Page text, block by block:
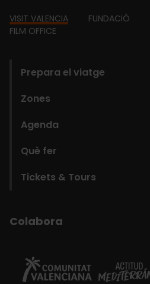
Footer
VISIT VALENCIA FUNDACIÓ
FILM OFFICE
Prepara el viatge
Zones
Agenda
Què fer
Tickets & Tours
Colabora